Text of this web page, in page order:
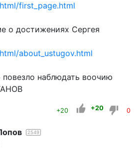
first_page.html
о достижениях Сергея
about_ustugov.html
повезло наблюдать воочию
+20 +20 0
2549